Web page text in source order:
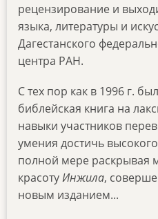
рецензирование и
языка, литературы и
Дагестанского
центра РАН.
С тех пор как в 1996 г.
библейская книга на
навыки участников
умения достичь
полной мере раскрывая
красотуИнжила,
новым изданием...